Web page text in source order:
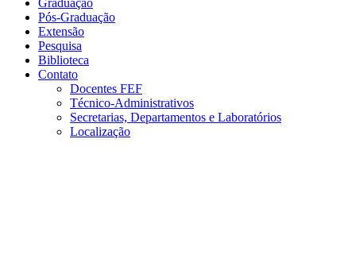
Graduação
Pós-Graduação
Extensão
Pesquisa
Biblioteca
Contato
Docentes FEF
Técnico-Administrativos
Secretarias, Departamentos e Laboratórios
Localização